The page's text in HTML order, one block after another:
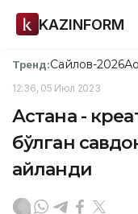
KAZINFORM
Тренд:Сайлов-2026
12:36, 05 Июл 2023
Астана -
бўлган
айланди